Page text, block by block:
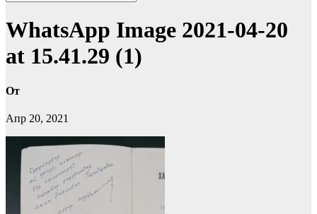
WhatsApp Image 2021-04-20
at 15.41.29 (1)
От
Апр 20, 2021